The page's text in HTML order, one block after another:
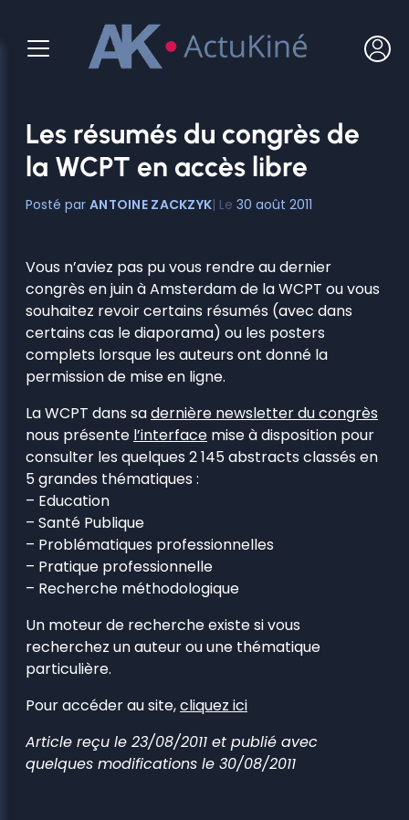
contenu
Les résumés du congrès de
la WCPT en accès libre
ANTOINE ZACKZYK 30 août 2011
Vous n’aviez pas pu vous rendre au dernier
congrès en juin à Amsterdam de la WCPT ou vous
souhaitez revoir certains résumés (avec dans
certains cas le diaporama) ou les posters
complets lorsque les auteurs ont donné la
permission de mise en ligne.
La WCPT dans sadernière newsletter du congrès
nous présente l’interface mise à disposition pour
consulter les quelques 2 145 abstracts classés en
5 grandes thématiques :
– Education
– Santé Publique
– Problématiques professionnelles
– Pratique professionnelle
– Recherche méthodologique
Un moteur de recherche existe si vous
recherchez un auteur ou une thématique
particulière.
Pour accéder au site,cliquez ici
Article reçu le 23/08/2011 et publié avec
quelques modifications le 30/08/2011